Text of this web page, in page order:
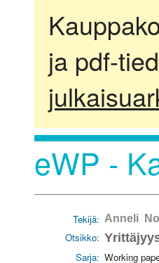
ja pdf-
eWP -
Tekijä: Anneli
Otsikko:
Sarja: Working